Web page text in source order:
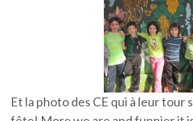
Et la photo des CE qui à leur tour